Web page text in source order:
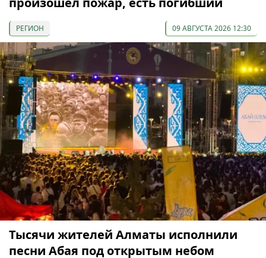
РЕГИОН 09 АВГУСТА 2026 12:30
Тысячи жителей Алматы исполнили
песни Абая под открытым небом